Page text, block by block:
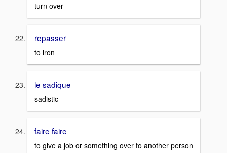
turn over
repasser
to iron
le sadique
sadistic
faire faire
to give a job or something over to another person